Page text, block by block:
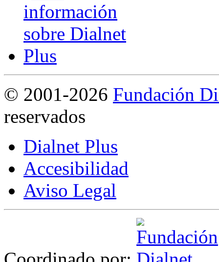
© 2001-2026 Fundación
reservados
Dialnet Plus
Accesibilidad
Aviso Legal